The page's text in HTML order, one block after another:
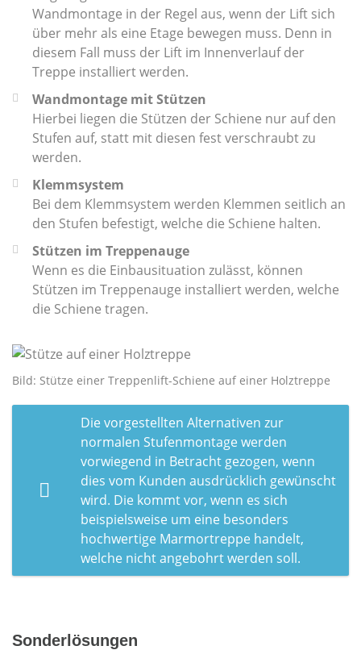
Wandmontage in der Regel aus, wenn der Lift sich
über mehr als eine Etage bewegen muss. Denn in
diesem Fall muss der Lift im Innenverlauf der
Treppe installiert werden.
Wandmontage mit Stützen
Hierbei liegen die Stützen der Schiene nur auf den
Stufen auf, statt mit diesen fest verschraubt zu
werden.
Klemmsystem
Bei dem Klemmsystem werden Klemmen seitlich an
den Stufen befestigt, welche die Schiene halten.
Stützen im Treppenauge
Wenn es die Einbausituation zulässt, können
Stützen im Treppenauge installiert werden, welche
die Schiene tragen.
Bild: Stütze einer Treppenlift-Schiene auf einer Holztreppe
Die vorgestellten Alternativen zur
normalen Stufenmontage werden
vorwiegend in Betracht gezogen, wenn
dies vom Kunden ausdrücklich gewünscht
wird. Die kommt vor, wenn es sich
beispielsweise um eine besonders
hochwertige Marmortreppe handelt,
welche nicht angebohrt werden soll.
Sonderlösungen